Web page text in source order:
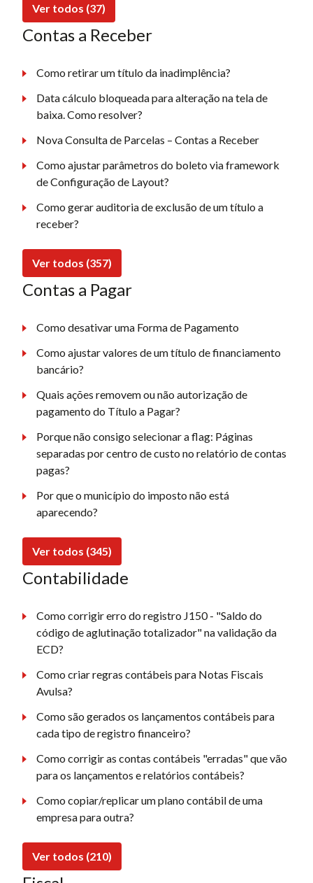
Ver todos (37)
Contas a Receber
Como retirar um título da inadimplência?
Data cálculo bloqueada para alteração na tela de
baixa. Como resolver?
Nova Consulta de Parcelas – Contas a Receber
Como ajustar parâmetros do boleto via framework
de Configuração de Layout?
Como gerar auditoria de exclusão de um título a
receber?
Ver todos (357)
Contas a Pagar
Como desativar uma Forma de Pagamento
Como ajustar valores de um título de financiamento
bancário?
Quais ações removem ou não autorização de
pagamento do Título a Pagar?
Porque não consigo selecionar a flag: Páginas
separadas por centro de custo no relatório de contas
pagas?
Por que o município do imposto não está
aparecendo?
Ver todos (345)
Contabilidade
Como corrigir erro do registro J150 - "Saldo do
código de aglutinação totalizador" na validação da
ECD?
Como criar regras contábeis para Notas Fiscais
Avulsa?
Como são gerados os lançamentos contábeis para
cada tipo de registro financeiro?
Como corrigir as contas contábeis "erradas" que vão
para os lançamentos e relatórios contábeis?
Como copiar/replicar um plano contábil de uma
empresa para outra?
Ver todos (210)